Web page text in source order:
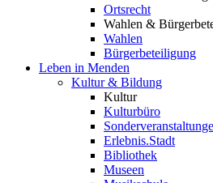
Ortsrecht
Wahlen &
Wahlen
Bürgerbeteiligung
Leben in Menden
Kultur & Bildung
Kultur
Kulturbüro
Erlebnis.Stadt
Bibliothek
Museen